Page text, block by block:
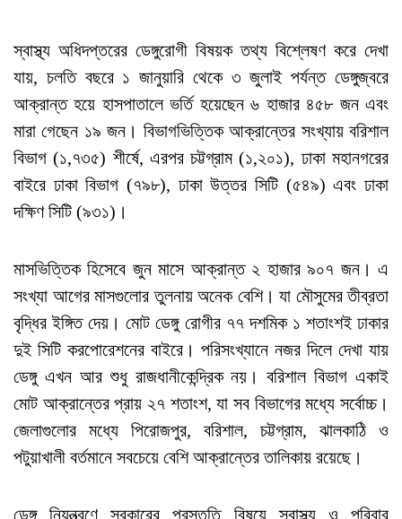
স্বাস্থ্য অধিদপ্তরের ডেঙ্গুরোগী বিষয়ক তথ্য বিশ্লেষণ করে দেখা
যায়, চলতি বছরে ১ জানুয়ারি থেকে ৩ জুলাই পর্যন্ত ডেঙ্গুজ্বরে
আক্রান্ত হয়ে হাসপাতালে ভর্তি হয়েছেন ৬ হাজার ৪৫৮ জন এবং
মারা গেছেন ১৯ জন। বিভাগভিত্তিক আক্রান্তের সংখ্যায় বরিশাল
বিভাগ (১,৭৩৫) শীর্ষে, এরপর চট্টগ্রাম (১,২০১), ঢাকা মহানগরের
বাইরে ঢাকা বিভাগ (৭৯৮), ঢাকা উত্তর সিটি (৫৪৯) এবং ঢাকা
দক্ষিণ সিটি (৯৩১)।
মাসভিত্তিক হিসেবে জুন মাসে আক্রান্ত ২ হাজার ৯০৭ জন। এ
সংখ্যা আগের মাসগুলোর তুলনায় অনেক বেশি। যা মৌসুমের তীব্রতা
বৃদ্ধির ইঙ্গিত দেয়। মোট ডেঙ্গু রোগীর ৭৭ দশমিক ১ শতাংশই ঢাকার
দুই সিটি করপোরেশনের বাইরে। পরিসংখ্যানে নজর দিলে দেখা যায়
ডেঙ্গু এখন আর শুধু রাজধানীকেন্দ্রিক নয়। বরিশাল বিভাগ একাই
মোট আক্রান্তের প্রায় ২৭ শতাংশ, যা সব বিভাগের মধ্যে সর্বোচ্চ।
জেলাগুলোর মধ্যে পিরোজপুর, বরিশাল, চট্টগ্রাম, ঝালকাঠি ও
পটুয়াখালী বর্তমানে সবচেয়ে বেশি আক্রান্তের তালিকায় রয়েছে।
ডেঙ্গু নিয়ন্ত্রণে সরকারের প্রস্তুতি বিষয়ে স্বাস্থ্য ও পরিবার